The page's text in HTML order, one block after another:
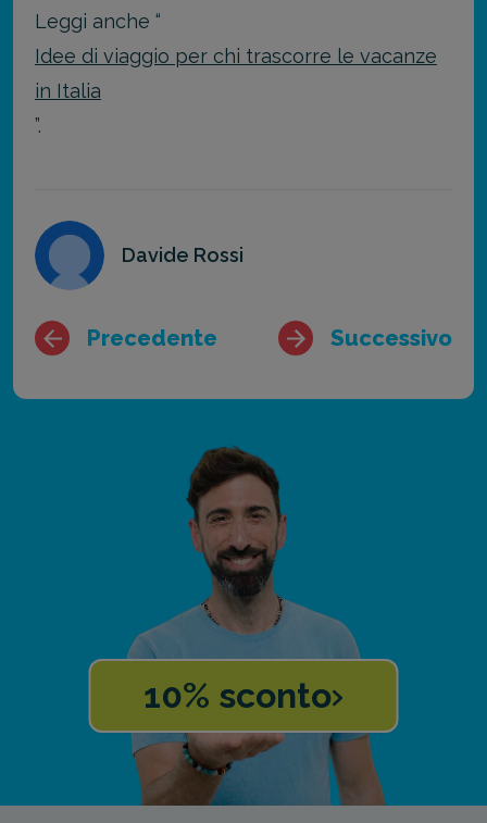
Leggi anche “
Idee di viaggio per chi trascorre le vacanze
in Italia
”.
Davide Rossi
Precedente Successivo
10% sconto